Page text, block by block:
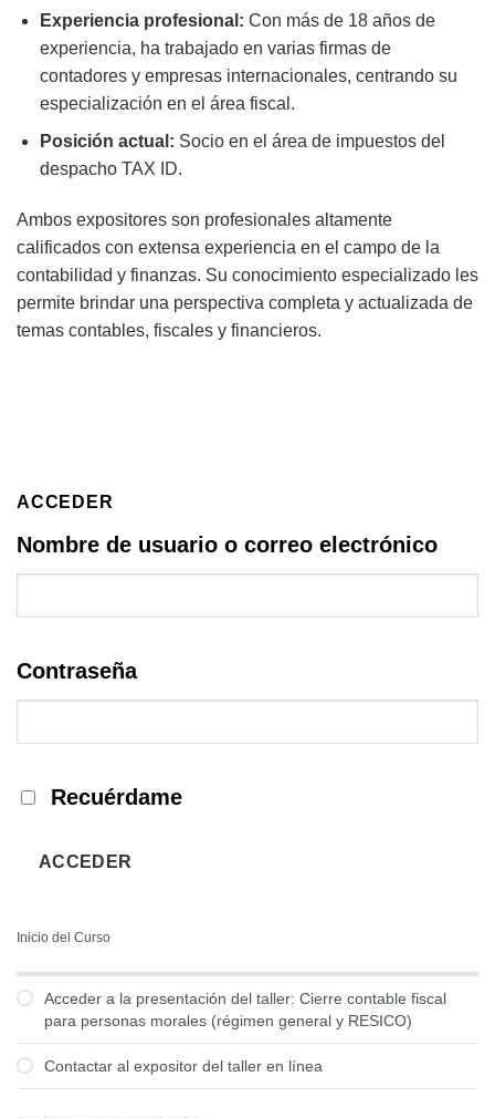
Experiencia profesional: Con más de 18 años de
experiencia, ha trabajado en varias firmas de
contadores y empresas internacionales, centrando su
especialización en el área fiscal.
Posición actual: Socio en el área de impuestos del
despacho TAX ID.
Ambos expositores son profesionales altamente
calificados con extensa experiencia en el campo de la
contabilidad y finanzas. Su conocimiento especializado les
permite brindar una perspectiva completa y actualizada de
temas contables, fiscales y financieros.
ACCEDER
Nombre de usuario o correo electrónico
Contraseña
Recuérdame
ACCEDER
Inicio del Curso
Acceder a la presentación del taller: Cierre contable fiscal
para personas morales (régimen general y RESICO)
Contactar al expositor del taller en línea